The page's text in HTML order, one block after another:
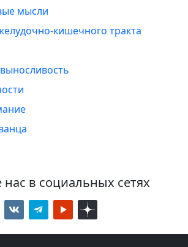
мысли
кишечного тракта
нас в социальных сетях